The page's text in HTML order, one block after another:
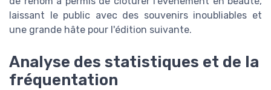
laissant le public avec des souvenirs inoubliables et
une grande hâte pour l'édition suivante.
Analyse des statistiques et de la
fréquentation